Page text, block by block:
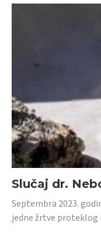
Slučaj dr.
Septembra 2023.
jedne žrtve